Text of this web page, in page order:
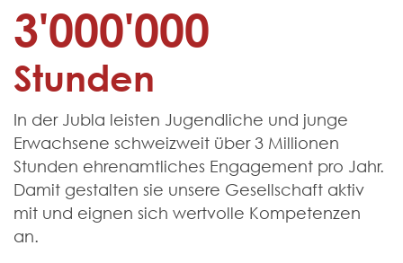
3'000'000
Stunden
In der Jubla leisten Jugendliche und junge
Erwachsene schweiz­weit über 3 Millionen
Stunden ehren­amtliches Engagement pro Jahr.
Damit gestalten sie unsere Gesell­schaft aktiv
mit und eignen sich wert­volle Kompetenzen
an.